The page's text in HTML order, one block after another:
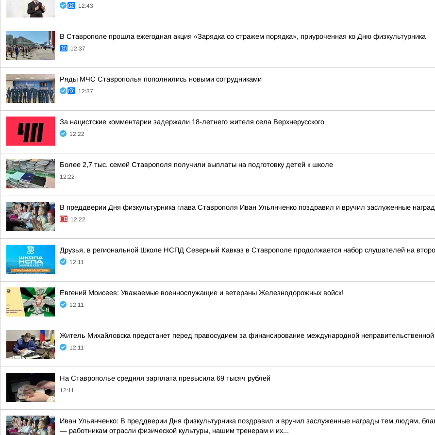
12:43
В Ставрополе прошла ежегодная акция «Зарядка со стражем порядка», приуроченная ко Дню физкультурника
12:37
Ряды МЧС Ставрополья пополнились новыми сотрудниками
12:37
За нацистские комментарии задержали 18-летнего жителя села Верхнерусского
12:22
Более 2,7 тыс. семей Ставрополя получили выплаты на подготовку детей к школе
12:22
В преддверии Дня физкультурника глава Ставрополя Иван Ульянченко поздравил и вручил заслуженные
12:22
Друзья, в региональной Школе НСПД Северный Кавказ в Ставрополе продолжается набор слушателей на
12:11
Евгений Моисеев: Уважаемые военнослужащие и ветераны Железнодорожных войск!
12:11
Житель Михайловска предстанет перед правосудием за финансирование международной неправительственной
12:11
На Ставрополье средняя зарплата превысила 69 тысяч рублей
12:11
Иван Ульянченко: В преддверии Дня физкультурника поздравил и вручил заслуженные награды тем людям,
— работникам отрасли физической культуры, нашим тренерам и их...